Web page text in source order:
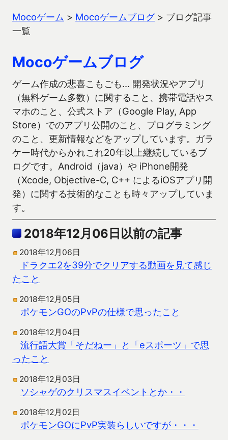
Mocoゲーム > Mocoゲームブログ> ブログ記事
一覧
Mocoゲームブログ
ゲーム作成の悲喜こもごも… 開発状況やアプリ
（無料ゲーム多数）に関すること、携帯電話やス
マホのこと、公式ストア（Google Play, App
Store）でのアプリ公開のこと、プログラミング
のこと、更新情報などをアップしています。ガラ
ケー時代からかれこれ20年以上継続しているブ
ログです。Android（java）や iPhone開発
（Xcode, Objective-C, C++ によるiOSアプリ開
発）に関する技術的なことも時々アップしていま
す。
2018年12月06日以前の記事
2018年12月06日
ドラクエ2を39分でクリアする動画を見て感じ
たこと
2018年12月05日
ポケモンGOのPvPの仕様で思ったこと
2018年12月04日
流行語大賞「そだねー」と「eスポーツ」で思
ったこと
2018年12月03日
ソシャゲのクリスマスイベントとか・・
2018年12月02日
ポケモンGOにPvP実装らしいですが・・・